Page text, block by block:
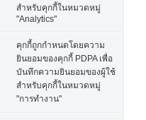
สำหรับคุกกี้ในหมวดหมู่
"Analytics"
คุกกี้ถูกกำหนดโดยความ
ยินยอมของคุกกี้ PDPA เพื่อ
บันทึกความยินยอมของผู้ใช้
สำหรับคุกกี้ในหมวดหมู่
"การทำงาน"